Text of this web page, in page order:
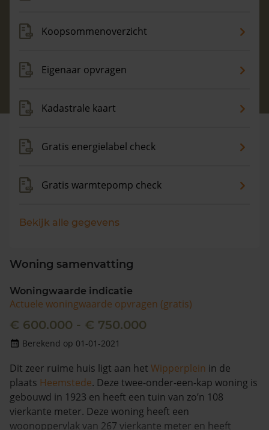
Koopsommenoverzicht
Eigenaar opvragen
Kadastrale kaart
Gratis energielabel check
Gratis warmtepomp check
Bekijk alle gegevens
Woning samenvatting
Woningwaarde indicatie
Actuele woningwaarde opvragen (gratis)
€ 600.000 - € 750.000
Berekend op 01-01-2021
Dit zeer ruime huis ligt aan het Wipperplein in de
plaats Heemstede. Deze twee-onder-een-kap woning is
gebouwd in 1923 en heeft een tuin van zo’n 108
vierkante meter. Deze woning heeft een
woonoppervlak van 267 vierkante meter en heeft